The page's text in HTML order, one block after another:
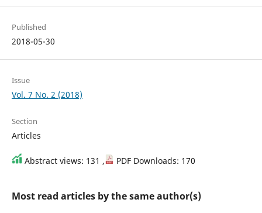
Published
2018-05-30
Issue
Vol. 7 No. 2 (2018)
Section
Articles
Abstract views: 131 , PDF Downloads: 170
Most read articles by the same author(s)